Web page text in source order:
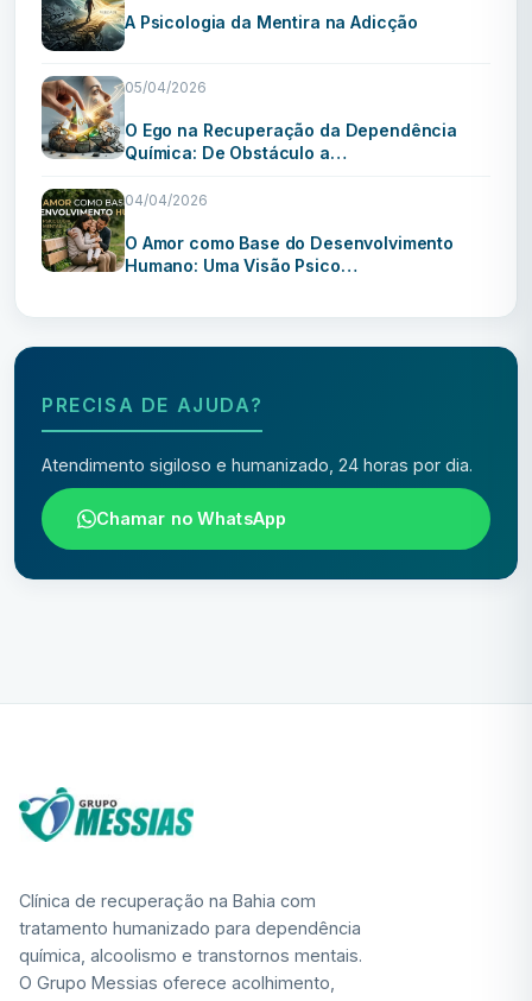
A Psicologia da Mentira na Adicção
05/04/2026
O Ego na Recuperação da Dependência
Química: De Obstáculo a…
04/04/2026
O Amor como Base do Desenvolvimento
Humano: Uma Visão Psico…
PRECISA DE AJUDA?
Atendimento sigiloso e humanizado, 24 horas por dia.
Chamar no WhatsApp
Clínica de recuperação na Bahia com
tratamento humanizado para dependência
química, alcoolismo e transtornos mentais.
O Grupo Messias oferece acolhimento,